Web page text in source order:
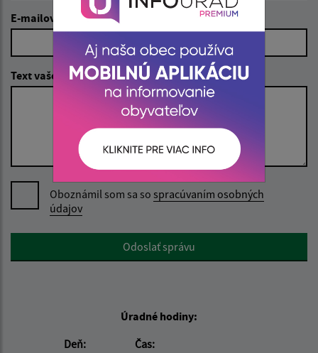
E-mailová adresa (povinné)
Text vašej správy (povinné)
Oboznámil som sa so spracúvaním osobných
údajov
Google reCaptcha ResponseOdoslať správu
Úradné hodiny:
Deň:
Čas: